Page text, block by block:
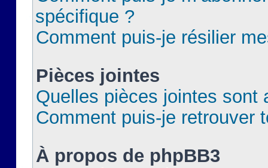
spécifique ?
Comment puis-je résilier
Pièces jointes
Quelles pièces jointes sont
Comment puis-je retrouver
À propos de phpBB3